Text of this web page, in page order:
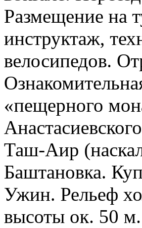
Размещение на
инструктаж,
велосипедов.
«пещерного
Таш-Аир
Баштановка.
Ужин. Рельеф
высоты ок. 50